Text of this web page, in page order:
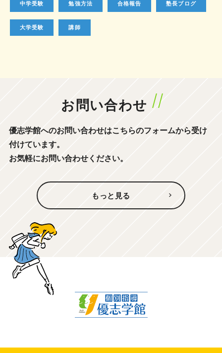
中学受験 勉強方法 合格報告 塾長ブログ
大学受験 講師
お問い合わせ
優志学館へのお問い合わせはこちらのフォームから受け
付けています。
お気軽にお問い合わせください。
もっと見る
個別指導 優志学館公式サイトへようこそ！